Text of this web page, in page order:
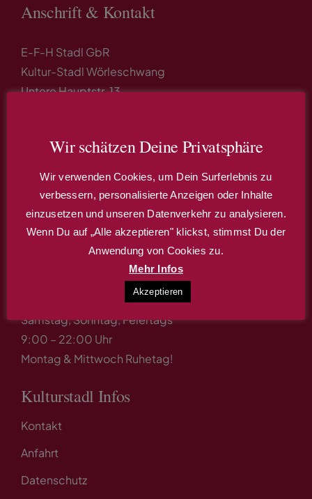
Anschrift & Kontakt
E-F-H Stadl GbR
Kultur-Stadl Wörleschwang
Untere Hauptstr. 13
Tel: 08291 / 8 59 12 12
Öffnungszeiten
Dienstag, Donnerstag & Freitag
9:00 – 14:00 Uhr und 17:00 – 22.00 Uhr
Samstag, Sonntag, Feiertags
9:00 – 22:00 Uhr
Montag & Mittwoch Ruhetag!
Kulturstadl Infos
Kontakt
Anfahrt
Datenschutz
Wir schätzen Deine Privatsphäre
Wir verwenden Cookies, um Dein Surferlebnis zu
verbessern, personalisierte Anzeigen oder Inhalte
einzusetzen und unseren Datenverkehr zu analysieren.
Wenn Du auf „Alle akzeptieren" klickst, stimmst Du der
Anwendung von Cookies zu.
Mehr Infos
Akzeptieren